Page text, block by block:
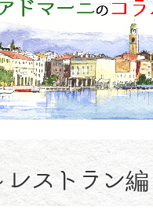
レストラン編